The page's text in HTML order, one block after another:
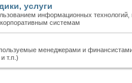
услуги
информационных технологий,
системам
менеджерами и
т.п.)